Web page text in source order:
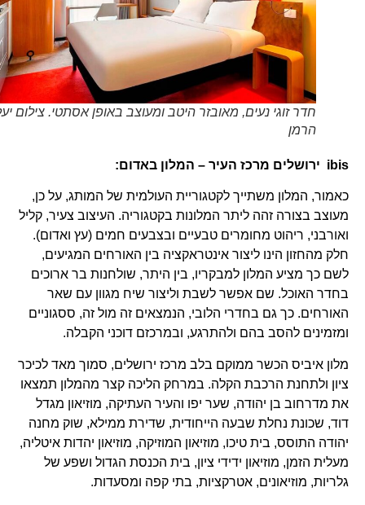
חדר זוגי נעים, מאובזר היטב ומעוצב באופן אסתטי. צילום יעל
הרמן
ibis ירושלים מרכז העיר – המלון באדום:
כאמור, המלון משתייך לקטגוריית העולמית של המותג, על כן,
מעוצב בצורה זהה ליתר המלונות בקטגוריה. העיצוב צעיר, קליל
ואורבני, ריהוט מחומרים טבעיים ובצבעים חמים (עץ ואדום).
חלק מהחזון הינו ליצור אינטראקציה בין האורחים המגיעים,
לשם כך מציע המלון למבקריו, בין היתר, שולחנות בר ארוכים
בחדר האוכל. שם אפשר לשבת וליצור שיח מגוון עם שאר
האורחים. כך גם בחדרי הלובי, הנמצאים זה מול זה, ססגוניים
ומזמינים להסב בהם ולהתרגע, ובמרכזם דוכני הקבלה.
מלון איביס הכשר ממוקם בלב מרכז ירושלים, סמוך מאד לכיכר
ציון ולתחנת הרכבת הקלה. במרחק הליכה קצר מהמלון תמצאו
את מדרחוב בן יהודה, שער יפו והעיר העתיקה, מוזיאון מגדל
דוד, שכונת נחלת שבעה הייחודית, שדירת ממילא, שוק מחנה
יהודה התוסס, בית טיכו, מוזיאון המוזיקה, מוזיאון יהדות איטליה,
מעלית הזמן, מוזיאון ידידי ציון, בית הכנסת הגדול ושפע של
גלריות, מוזיאונים, אטרקציות, בתי קפה ומסעדות.